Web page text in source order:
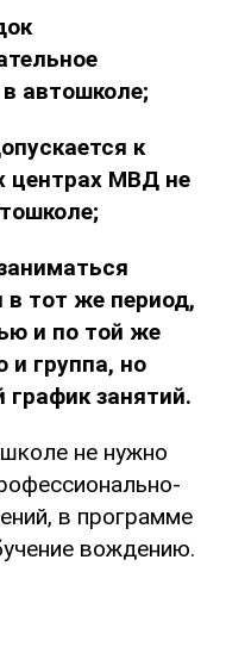
автошколе;
к
центрах МВД не
в тот же период,
и по той же
и группа, но
занятий.
не нужно
в программе
вождению.